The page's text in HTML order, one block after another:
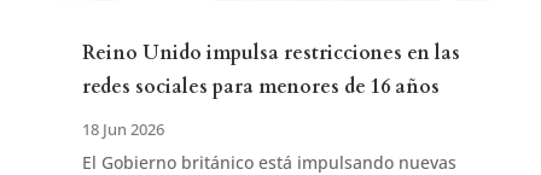
Reino Unido impulsa restricciones en las
redes sociales para menores de 16 años
18 Jun 2026
El Gobierno británico está impulsando nuevas